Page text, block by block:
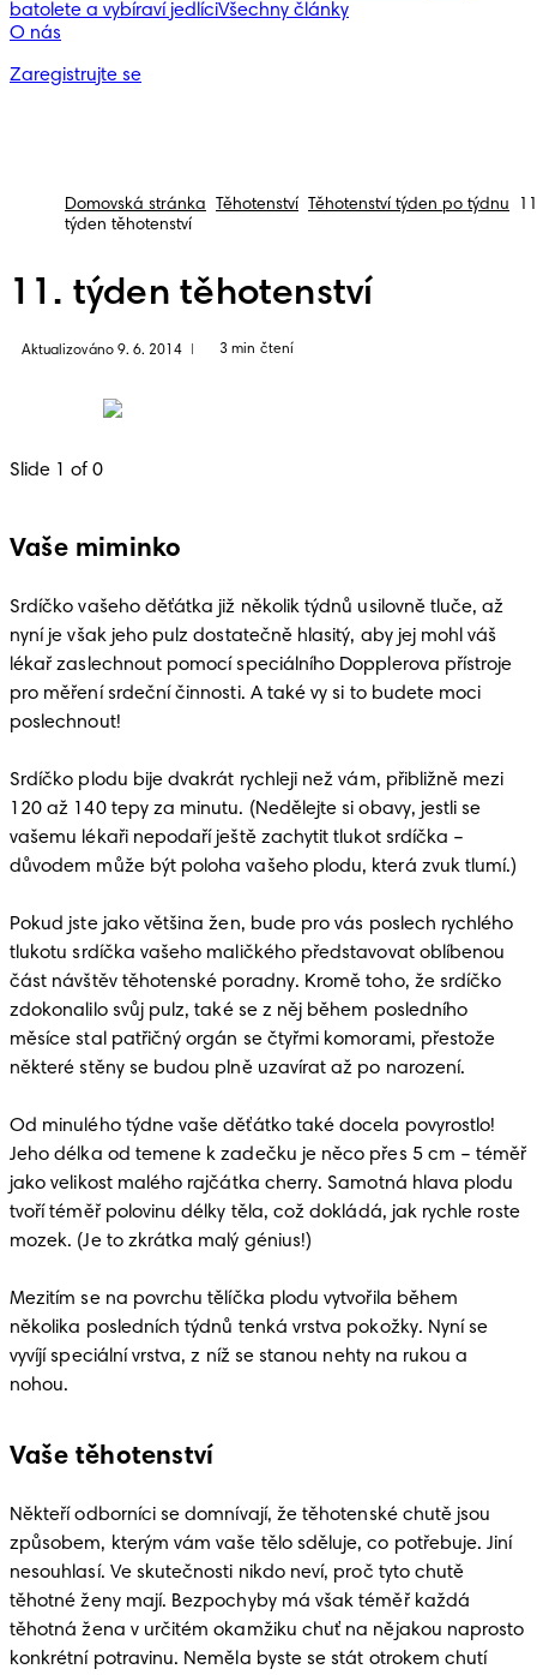
batolete a vybíraví jedlíciVšechny články
O nás
Zaregistrujte se
Domovská stránka Těhotenství Těhotenství týden po týdnu
týden těhotenství
11. týden těhotenství
Aktualizováno 9. 6. 2014 3 min čtení
Slide 1 of 0
Vaše miminko
Srdíčko vašeho děťátka již několik týdnů usilovně tluče, až
nyní je však jeho pulz dostatečně hlasitý, aby jej mohl váš
lékař zaslechnout pomocí speciálního Dopplerova přístroje
pro měření srdeční činnosti. A také vy si to budete moci
poslechnout!
Srdíčko plodu bije dvakrát rychleji než vám, přibližně mezi
120 až 140 tepy za minutu. (Nedělejte si obavy, jestli se
vašemu lékaři nepodaří ještě zachytit tlukot srdíčka –
důvodem může být poloha vašeho plodu, která zvuk tlumí.)
Pokud jste jako většina žen, bude pro vás poslech rychlého
tlukotu srdíčka vašeho maličkého představovat oblíbenou
část návštěv těhotenské poradny. Kromě toho, že srdíčko
zdokonalilo svůj pulz, také se z něj během posledního
měsíce stal patřičný orgán se čtyřmi komorami, přestože
některé stěny se budou plně uzavírat až po narození.
Od minulého týdne vaše děťátko také docela povyrostlo!
Jeho délka od temene k zadečku je něco přes 5 cm – téměř
jako velikost malého rajčátka cherry. Samotná hlava plodu
tvoří téměř polovinu délky těla, což dokládá, jak rychle roste
mozek. (Je to zkrátka malý génius!)
Mezitím se na povrchu tělíčka plodu vytvořila během
několika posledních týdnů tenká vrstva pokožky. Nyní se
vyvíjí speciální vrstva, z níž se stanou nehty na rukou a
nohou.
Vaše těhotenství
Někteří odborníci se domnívají, že těhotenské chutě jsou
způsobem, kterým vám vaše tělo sděluje, co potřebuje. Jiní
nesouhlasí. Ve skutečnosti nikdo neví, proč tyto chutě
těhotné ženy mají. Bezpochyby má však téměř každá
těhotná žena v určitém okamžiku chuť na nějakou naprosto
konkrétní potravinu. Neměla byste se stát otrokem chutí